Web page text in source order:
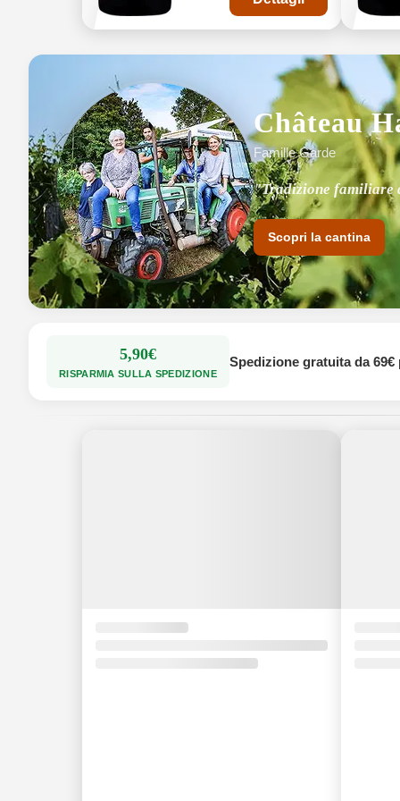
Château
Famille Garde
"Tradizione familiare
"Terroir unico e suoli
Scopri la cantina
5,90€
RISPARMIA SULLA SPEDIZIONE
Spedizione gratuita da 69€